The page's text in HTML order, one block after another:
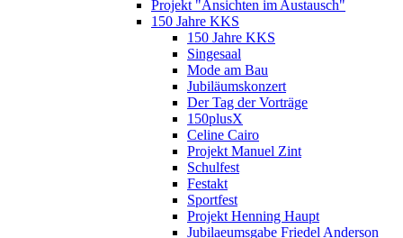
Projekt "Ansichten im Austausch"
150 Jahre KKS
150 Jahre KKS
Singesaal
Mode am Bau
Jubiläumskonzert
Der Tag der Vorträge
150plusX
Celine Cairo
Projekt Manuel Zint
Schulfest
Festakt
Sportfest
Projekt Henning Haupt
Jubilaeumsgabe Friedel Anderson